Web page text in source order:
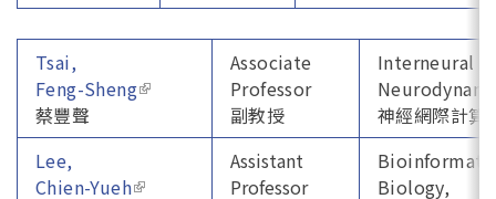
Tsai,
Feng-Sheng(link is external)
蔡豐聲
Associate
Professor
副教授
Interneural
神經網際計算
Lee,
Chien-Yueh(link is external)
Assistant
Professor
Biology,